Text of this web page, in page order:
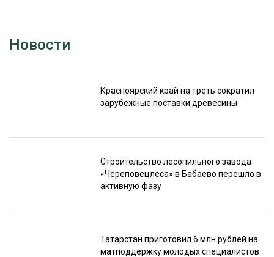
Новости
Красноярский край на треть сократил
зарубежные поставки древесины
Строительство лесопильного завода
«Череповецлеса» в Бабаево перешло в
активную фазу
Татарстан приготовил 6 млн рублей на
матподдержку молодых специалистов